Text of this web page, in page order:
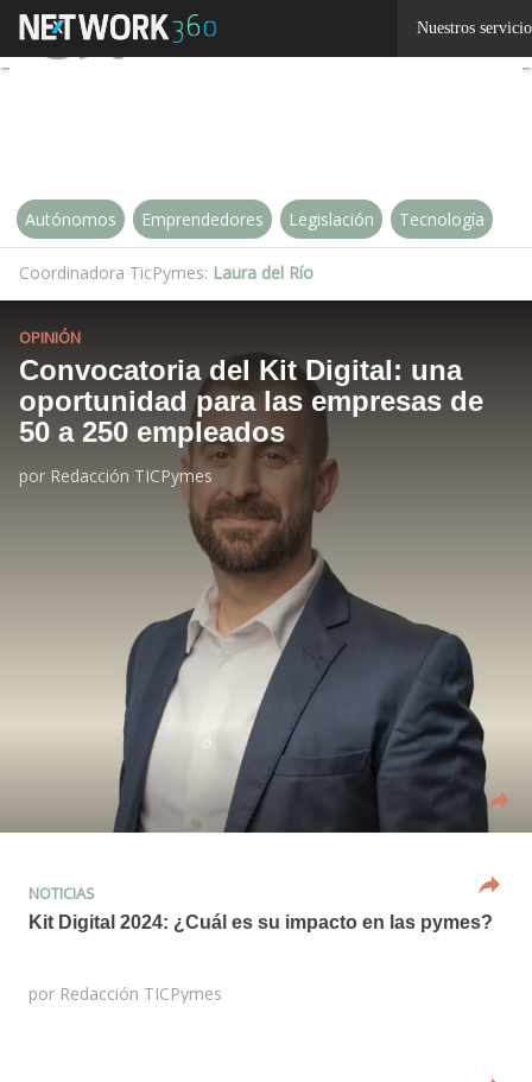
Nuestros
Autónomos Emprendedores Legislación Tecnología
Coordinadora TicPymes: Laura del Río
OPINIÓN
Convocatoria del Kit Digital: una
oportunidad para las empresas de
50 a 250 empleados
por Redacción TICPymes
NOTICIAS
Kit Digital 2024: ¿Cuál es su impacto en las pymes?
por Redacción TICPymes